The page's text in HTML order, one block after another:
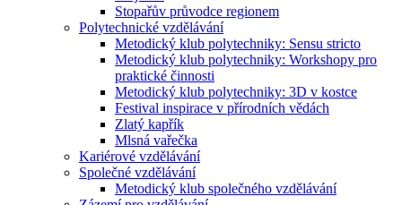
Stopařův průvodce regionem
Polytechnické vzdělávání
Metodický klub polytechniky: Sensu stricto
Metodický klub polytechniky: Workshopy pro
praktické činnosti
Metodický klub polytechniky: 3D v kostce
Festival inspirace v přírodních vědách
Zlatý kapřík
Mlsná vařečka
Kariérové vzdělávání
Společné vzdělávání
Metodický klub společného vzdělávání